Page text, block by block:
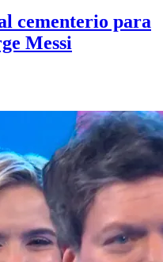
cementerio para
Messi